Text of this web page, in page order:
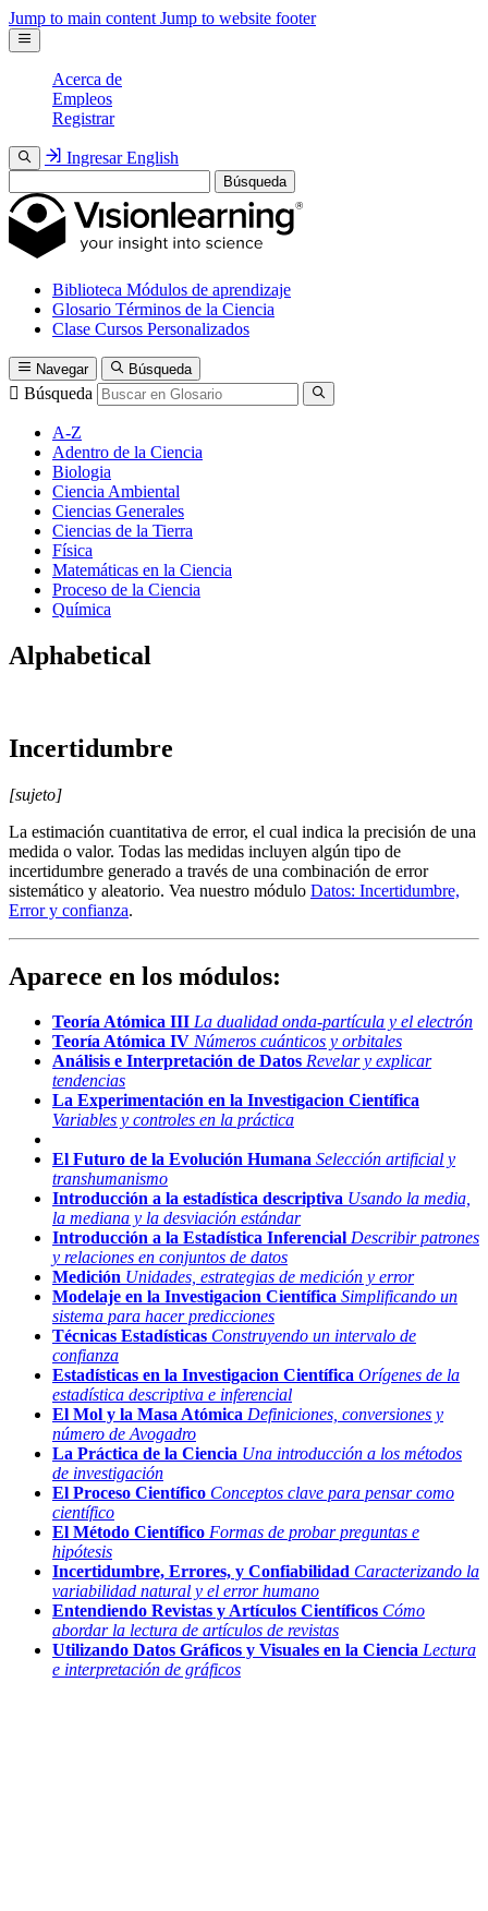
Jump to main content Jump to website footer
Acerca de
Empleos
Registrar
Ingresar English
Búsqueda
Biblioteca Módulos de aprendizaje
Glosario Términos de la Ciencia
Clase Cursos Personalizados
Navegar Búsqueda
Búsqueda
A-Z
Adentro de la Ciencia
Biologia
Ciencia Ambiental
Ciencias Generales
Ciencias de la Tierra
Física
Matemáticas en la Ciencia
Proceso de la Ciencia
Química
Alphabetical
Incertidumbre
[sujeto]
La estimación cuantitativa de error, el cual indica la precisión de una
medida o valor. Todas las medidas incluyen algún tipo de
incertidumbre generado a través de una combinación de error
sistemático y aleatorio. Vea nuestro módulo Datos: Incertidumbre,
Error y confianza.
Aparece en los módulos:
Teoría Atómica III La dualidad onda-partícula y el electrón
Teoría Atómica IV Números cuánticos y orbitales
Análisis e Interpretación de Datos Revelar y explicar
tendencias
La Experimentación en la Investigacion Científica
Variables y controles en la práctica
El Futuro de la Evolución Humana Selección artificial y
transhumanismo
Introducción a la estadística descriptiva Usando la media,
la mediana y la desviación estándar
Introducción a la Estadística Inferencial Describir patrones
y relaciones en conjuntos de datos
Medición Unidades, estrategias de medición y error
Modelaje en la Investigacion Científica Simplificando un
sistema para hacer predicciones
Técnicas Estadísticas Construyendo un intervalo de
confianza
Estadísticas en la Investigacion Científica Orígenes de la
estadística descriptiva e inferencial
El Mol y la Masa Atómica Definiciones, conversiones y
número de Avogadro
La Práctica de la Ciencia Una introducción a los métodos
de investigación
El Proceso Científico Conceptos clave para pensar como
científico
El Método Científico Formas de probar preguntas e
hipótesis
Incertidumbre, Errores, y Confiabilidad Caracterizando la
variabilidad natural y el error humano
Entendiendo Revistas y Artículos Científicos Cómo
abordar la lectura de artículos de revistas
Utilizando Datos Gráficos y Visuales en la Ciencia Lectura
e interpretación de gráficos